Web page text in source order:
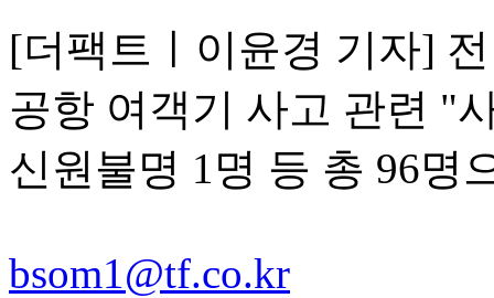
[더팩트ㅣ이윤경 기자]
공항 여객기 사고 관련 "
신원불명 1명 등 총 96명
bsom1@tf.co.kr